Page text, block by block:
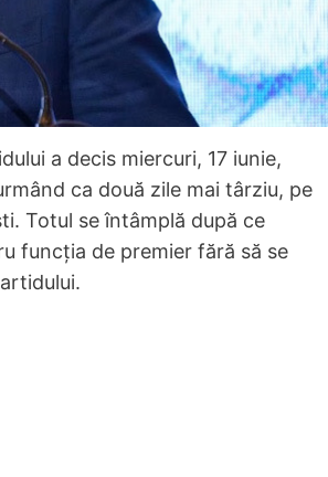
a decis miercuri, 17 iunie,
ca două zile mai târziu, pe
Totul se întâmplă după ce
funcția de premier fără să se